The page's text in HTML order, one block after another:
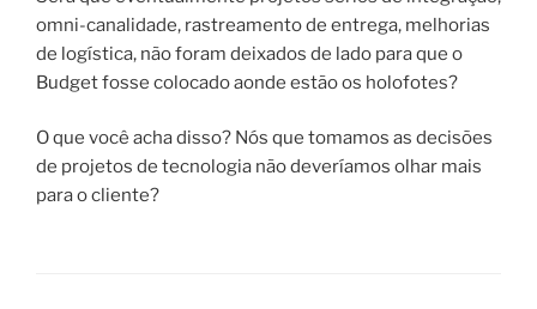
omni-canalidade, rastreamento de entrega, melhorias
de logística, não foram deixados de lado para que o
Budget fosse colocado aonde estão os holofotes?
O que você acha disso? Nós que tomamos as decisões
de projetos de tecnologia não deveríamos olhar mais
para o cliente?